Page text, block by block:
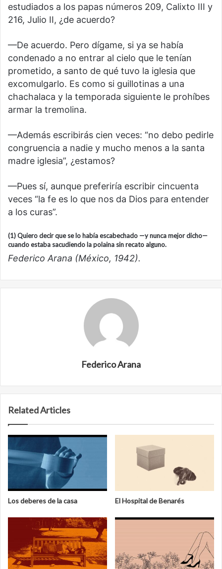
estudiados a los papas números 209, Calixto III y
216, Julio II, ¿de acuerdo?
—De acuerdo. Pero dígame, si ya se había
condenado a no entrar al cielo que le tenían
prometido, a santo de qué tuvo la iglesia que
excomulgarlo. Es como si guillotinas a una
chachalaca y la temporada siguiente le prohíbes
armar la tremolina.
—Además escribirás cien veces: “no debo pedirle
congruencia a nadie y mucho menos a la santa
madre iglesia”, ¿estamos?
—Pues sí, aunque preferiría escribir cincuenta
veces “la fe es lo que nos da Dios para entender
a los curas”.
(1) Quiero decir que se lo había escabechado —y nunca mejor dicho—
cuando estaba sacudiendo la polaina sin recato alguno.
Federico Arana (México, 1942).
Federico Arana
Related Articles
Los deberes de la casa El Hospital de Benarés